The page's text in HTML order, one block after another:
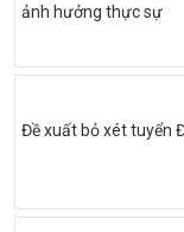
ảnh hưởng thực sự
Đề xuất bỏ xét tuyển